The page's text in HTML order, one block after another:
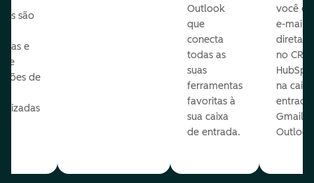
são
e
de
Outlook
que
conecta
todas as
suas
ferramentas
favoritas à
sua caixa
de entrada.
você
e-mails
no
na
Gmail